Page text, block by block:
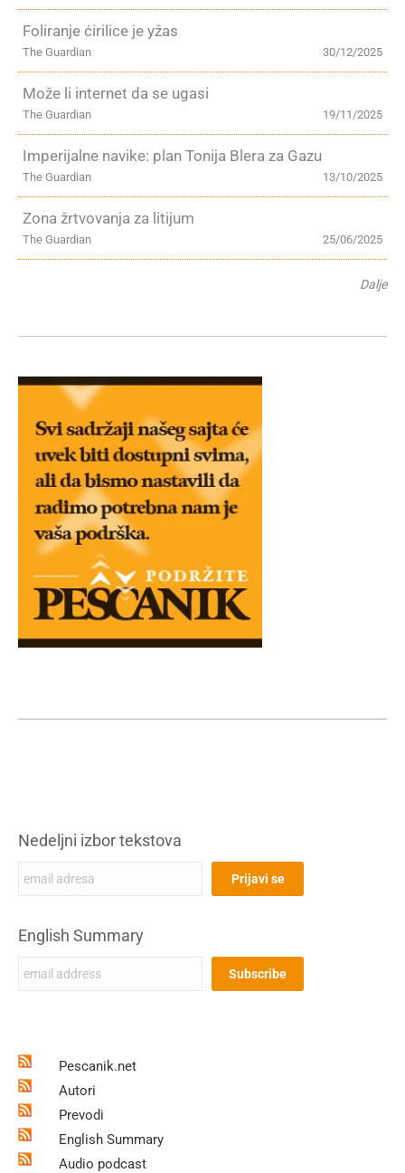
Foliranje ćirilice je yžas
30/12/2025
The Guardian
Može li internet da se ugasi
19/11/2025
The Guardian
Imperijalne navike: plan Tonija Blera za Gazu
13/10/2025
The Guardian
Zona žrtvovanja za litijum
25/06/2025
The Guardian
Dalje
Nedeljni izbor tekstova
English Summary
Pescanik.net
Autori
Prevodi
English Summary
Audio podcast